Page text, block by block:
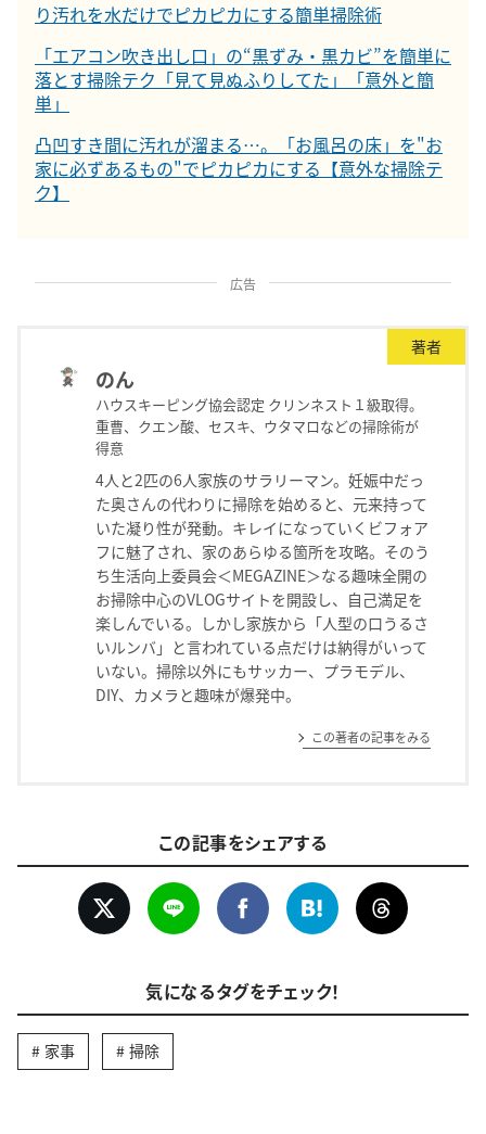
り汚れを水だけでピカピカにする簡単掃除術
「エアコン吹き出し口」の“黒ずみ・黒カビ”を簡単に
落とす掃除テク「見て見ぬふりしてた」「意外と簡
単」
凸凹すき間に汚れが溜まる…。「お風呂の床」を"お
家に必ずあるもの"でピカピカにする【意外な掃除テ
ク】
広告
著者
のん
ハウスキーピング協会認定 クリンネスト１級取得。
重曹、クエン酸、セスキ、ウタマロなどの掃除術が
得意
4人と2匹の6人家族のサラリーマン。妊娠中だっ
た奥さんの代わりに掃除を始めると、元来持って
いた凝り性が発動。キレイになっていくビフォア
フに魅了され、家のあらゆる箇所を攻略。そのう
ち生活向上委員会＜MEGAZINE＞なる趣味全開の
お掃除中心のVLOGサイトを開設し、自己満足を
楽しんでいる。しかし家族から「人型の口うるさ
いルンバ」と言われている点だけは納得がいって
いない。掃除以外にもサッカー、プラモデル、
DIY、カメラと趣味が爆発中。
この著者の記事をみる
この記事をシェアする
気になるタグをチェック！
家事 掃除